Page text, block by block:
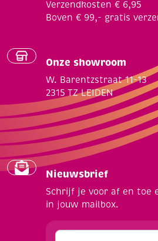
Verzendkosten € 6,95
Boven € 99,- gratis
Onze showroom
W. Barentzstraat 11-13
2315 TZ LEIDEN
Nieuwsbrief
Schrijf je voor af en toe
in jouw mailbox.